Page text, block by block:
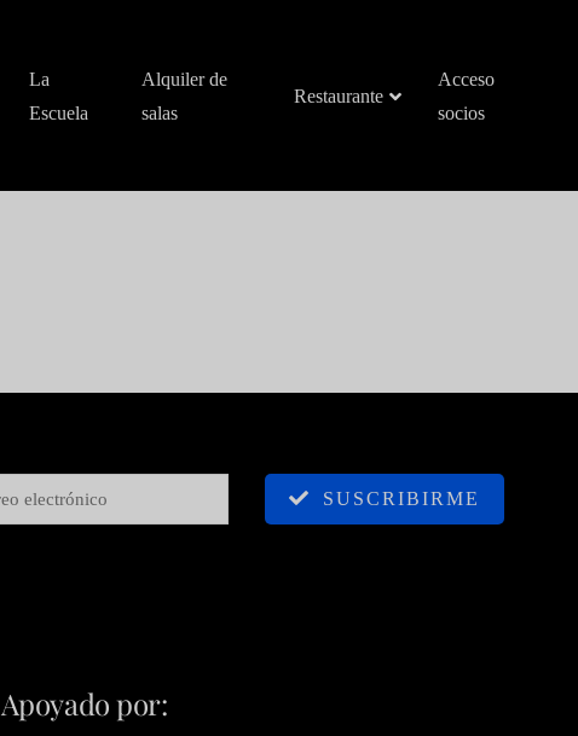
La
Escuela
Alquiler de
salas
Restaurante
Acceso
socios
SUSCRIBIRME
Apoyado por: